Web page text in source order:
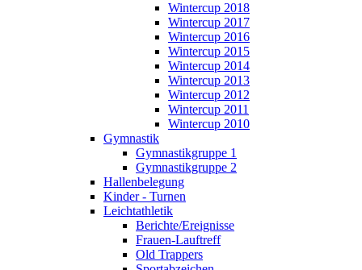
Wintercup 2018
Wintercup 2017
Wintercup 2016
Wintercup 2015
Wintercup 2014
Wintercup 2013
Wintercup 2012
Wintercup 2011
Wintercup 2010
Gymnastik
Gymnastikgruppe 1
Gymnastikgruppe 2
Hallenbelegung
Kinder - Turnen
Leichtathletik
Berichte/Ereignisse
Frauen-Lauftreff
Old Trappers